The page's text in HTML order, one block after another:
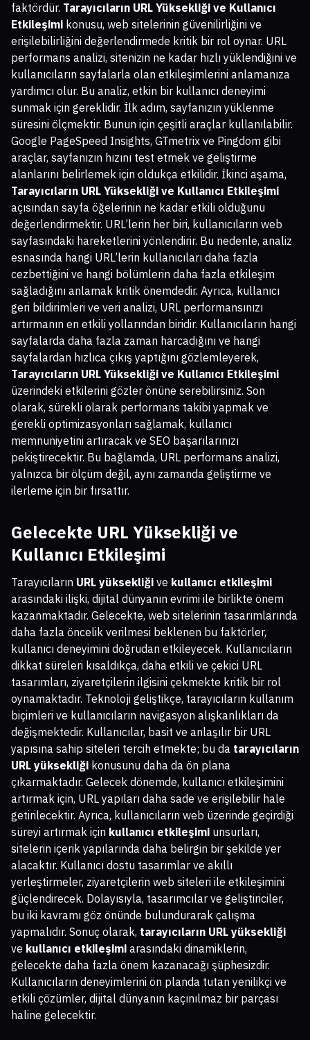
faktördür. Tarayıcıların URL Yüksekliği ve Kullanıcı
Etkileşimi konusu, web sitelerinin güvenilirliğini ve
erişilebilirliğini değerlendirmede kritik bir rol oynar. URL
performans analizi, sitenizin ne kadar hızlı yüklendiğini ve
kullanıcıların sayfalarla olan etkileşimlerini anlamanıza
yardımcı olur. Bu analiz, etkin bir kullanıcı deneyimi
sunmak için gereklidir. İlk adım, sayfanızın yüklenme
süresini ölçmektir. Bunun için çeşitli araçlar kullanılabilir.
Google PageSpeed Insights, GTmetrix ve Pingdom gibi
araçlar, sayfanızın hızını test etmek ve geliştirme
alanlarını belirlemek için oldukça etkilidir. İkinci aşama,
Tarayıcıların URL Yüksekliği ve Kullanıcı Etkileşimi
açısından sayfa öğelerinin ne kadar etkili olduğunu
değerlendirmektir. URL’lerin her biri, kullanıcıların web
sayfasındaki hareketlerini yönlendirir. Bu nedenle, analiz
esnasında hangi URL’lerin kullanıcıları daha fazla
cezbettiğini ve hangi bölümlerin daha fazla etkileşim
sağladığını anlamak kritik önemdedir. Ayrıca, kullanıcı
geri bildirimleri ve veri analizi, URL performansınızı
artırmanın en etkili yollarından biridir. Kullanıcıların hangi
sayfalarda daha fazla zaman harcadığını ve hangi
sayfalardan hızlıca çıkış yaptığını gözlemleyerek,
Tarayıcıların URL Yüksekliği ve Kullanıcı Etkileşimi
üzerindeki etkilerini gözler önüne serebilirsiniz. Son
olarak, sürekli olarak performans takibi yapmak ve
gerekli optimizasyonları sağlamak, kullanıcı
memnuniyetini artıracak ve SEO başarılarınızı
pekiştirecektir. Bu bağlamda, URL performans analizi,
yalnızca bir ölçüm değil, aynı zamanda geliştirme ve
ilerleme için bir fırsattır.
Gelecekte URL Yüksekliği ve
Kullanıcı Etkileşimi
Tarayıcıların URL yüksekliği ve kullanıcı etkileşimi
arasındaki ilişki, dijital dünyanın evrimi ile birlikte önem
kazanmaktadır. Gelecekte, web sitelerinin tasarımlarında
daha fazla öncelik verilmesi beklenen bu faktörler,
kullanıcı deneyimini doğrudan etkileyecek. Kullanıcıların
dikkat süreleri kısaldıkça, daha etkili ve çekici URL
tasarımları, ziyaretçilerin ilgisini çekmekte kritik bir rol
oynamaktadır. Teknoloji geliştikçe, tarayıcıların kullanım
biçimleri ve kullanıcıların navigasyon alışkanlıkları da
değişmektedir. Kullanıcılar, basit ve anlaşılır bir URL
yapısına sahip siteleri tercih etmekte; bu da tarayıcıların
URL yüksekliği konusunu daha da ön plana
çıkarmaktadır. Gelecek dönemde, kullanıcı etkileşimini
artırmak için, URL yapıları daha sade ve erişilebilir hale
getirilecektir. Ayrıca, kullanıcıların web üzerinde geçirdiği
süreyi artırmak için kullanıcı etkileşimi unsurları,
sitelerin içerik yapılarında daha belirgin bir şekilde yer
alacaktır. Kullanıcı dostu tasarımlar ve akıllı
yerleştirmeler, ziyaretçilerin web siteleri ile etkileşimini
güçlendirecek. Dolayısıyla, tasarımcılar ve geliştiriciler,
bu iki kavramı göz önünde bulundurarak çalışma
yapmalıdır. Sonuç olarak, tarayıcıların URL yüksekliği
ve kullanıcı etkileşimi arasındaki dinamiklerin,
gelecekte daha fazla önem kazanacağı şüphesizdir.
Kullanıcıların deneyimlerini ön planda tutan yenilikçi ve
etkili çözümler, dijital dünyanın kaçınılmaz bir parçası
haline gelecektir.